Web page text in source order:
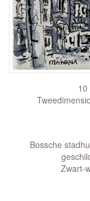
Bossche
Zwart-